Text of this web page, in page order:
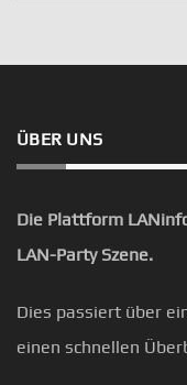
ÜBER UNS
Die Plattform
LAN-Party Szene.
Dies passiert über
einen schnellen